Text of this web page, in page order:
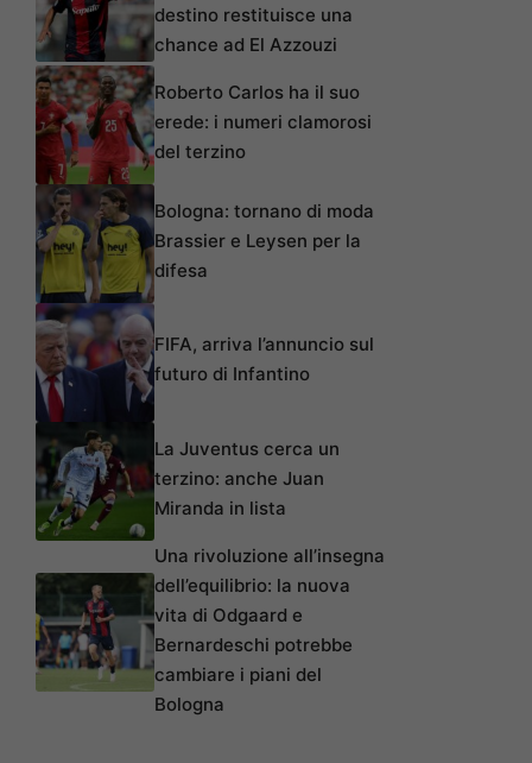
destino restituisce una
chance ad El Azzouzi
Roberto Carlos ha il suo
erede: i numeri clamorosi
del terzino
Bologna: tornano di moda
Brassier e Leysen per la
difesa
FIFA, arriva l’annuncio sul
futuro di Infantino
La Juventus cerca un
terzino: anche Juan
Miranda in lista
Una rivoluzione all’insegna
dell’equilibrio: la nuova
vita di Odgaard e
Bernardeschi potrebbe
cambiare i piani del
Bologna